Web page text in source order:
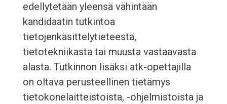
edellytetään yleensä vähintään
kandidaatin tutkintoa
tietojenkäsittelytieteestä,
tietotekniikasta tai muusta vastaavasta
alasta. Tutkinnon lisäksi atk-opettajilla
on oltava perusteellinen tietämys
tietokonelaitteistoista, -ohjelmistoista ja